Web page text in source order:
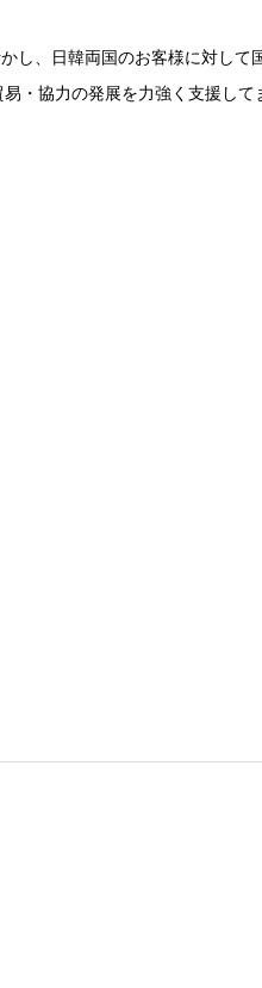
し、日韓両国のお客様に対して
・協力の発展を力強く支援して